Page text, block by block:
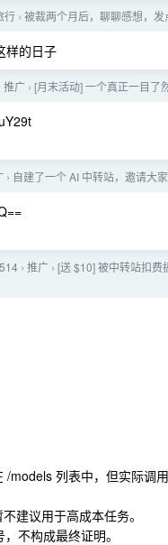
行 › 被裁两个月后，聊聊感想，发
样的日子
推广 › [月末活动] 一个真正一目了
› 自建了一个 AI 中转站，邀请大
› 推广 › [送 $10] 被中转站扣费
/models 列表中，但实际调
建议用于高成本任务。
不构成最终证明。